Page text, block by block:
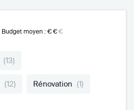
Budget moyen : €€€
(13)
(12) Rénovation (1)